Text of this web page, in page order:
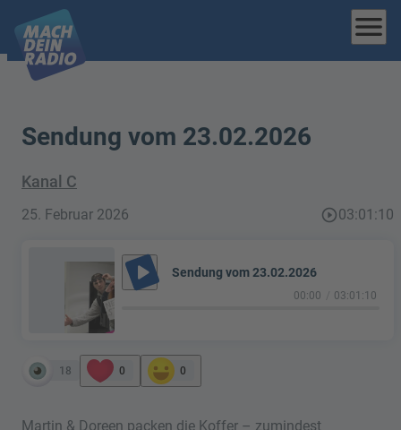
menu
Sendung vom 23.02.2026
Kanal C
25. Februar 2026 play_circle_outline03:01:10
play_arrow Sendung vom 23.02.2026
00:00 03:01:10
18 0 0
Martin & Doreen packen die Koffer – zumindest